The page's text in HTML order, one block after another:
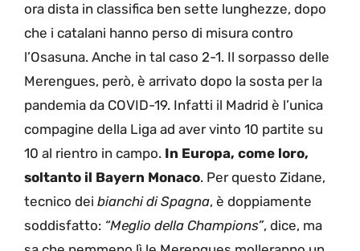
ora dista in classifica ben sette lunghezze, dopo
che i catalani hanno perso di misura contro
l’Osasuna. Anche in tal caso 2-1. Il sorpasso delle
Merengues, però, è arrivato dopo la sosta per la
pandemia da COVID-19. Infatti il Madrid è l’unica
compagine della Liga ad aver vinto 10 partite su
10 al rientro in campo. In Europa, come loro,
soltanto il Bayern Monaco. Per questo Zidane,
tecnico dei bianchi di Spagna, è doppiamente
soddisfatto: “Meglio della Champions”, dice, ma